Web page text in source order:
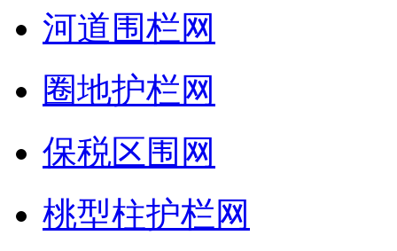
河道围栏网
圈地护栏网
保税区围网
桃型柱护栏网